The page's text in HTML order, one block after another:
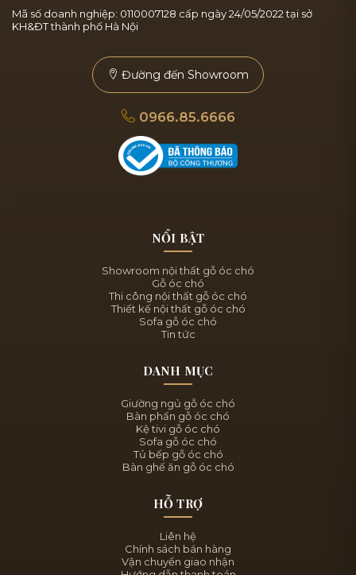
Mã số doanh nghiệp: 0110007128 cấp ngày 24/05/2022 tại sở
KH&ĐT thành phố Hà Nội
Đường đến Showroom
0966.85.6666
NỔI BẬT
Showroom nội thất gỗ óc chó
Gỗ óc chó
Thi công nội thất gỗ óc chó
Thiết kế nội thất gỗ óc chó
Sofa gỗ óc chó
Tin tức
DANH MỤC
Giường ngủ gỗ óc chó
Bàn phấn gỗ óc chó
Kệ tivi gỗ óc chó
Sofa gỗ óc chó
Tủ bếp gỗ óc chó
Bàn ghế ăn gỗ óc chó
HỖ TRỢ
Liên hệ
Chính sách bán hàng
Vận chuyển giao nhận